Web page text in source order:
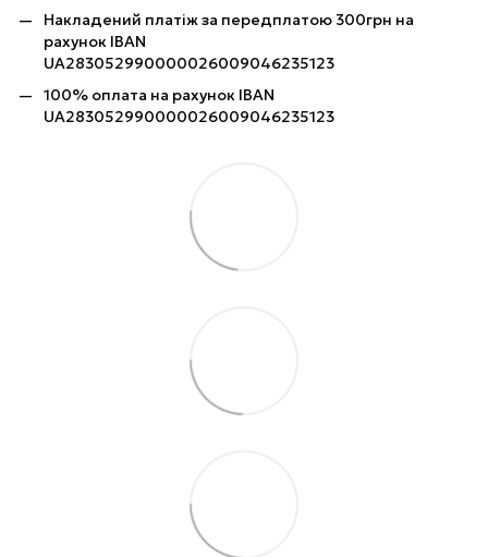
Накладений платіж за передплатою 300грн на
рахунок IBAN
UA283052990000026009046235123
100% оплата на рахунок IBAN
UA283052990000026009046235123